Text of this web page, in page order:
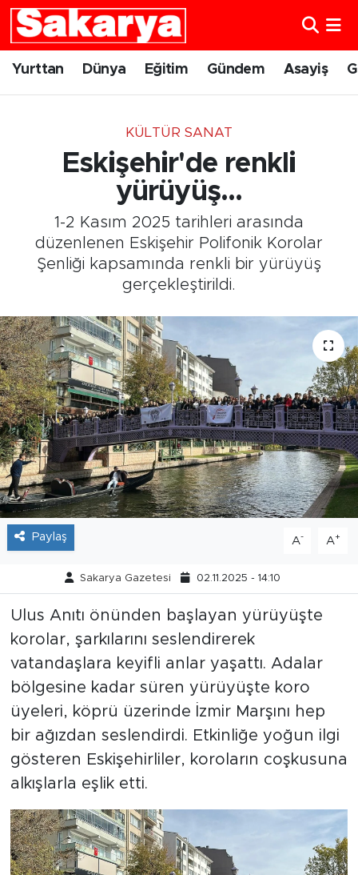
Yurttan Dünya Eğitim Gündem Asayiş
KÜLTÜR SANAT
Eskişehir'de renkli
yürüyüş...
1-2 Kasım 2025 tarihleri arasında
düzenlenen Eskişehir Polifonik Korolar
Şenliği kapsamında renkli bir yürüyüş
gerçekleştirildi.
Paylaş A- A+
Sakarya Gazetesi 02.11.2025 - 14:10
Ulus Anıtı önünden başlayan yürüyüşte
korolar, şarkılarını seslendirerek
vatandaşlara keyifli anlar yaşattı. Adalar
bölgesine kadar süren yürüyüşte koro
üyeleri, köprü üzerinde İzmir Marşını hep
bir ağızdan seslendirdi. Etkinliğe yoğun ilgi
gösteren Eskişehirliler, koroların coşkusuna
alkışlarla eşlik etti.
Yurttan
Eskişehirspor
Spor
Kültür Sanat
Tarihçe
Resmi İlanlar
Söyleşi
Foto Şaka
Teknoloji
Politika
Eskişehir Nöbetçi Eczaneler
Eskişehir Trafik Yoğunluk Haritası
Süper Lig Puan Durumu ve Fikstür
Tüm Manşetler
Haber Arşivi